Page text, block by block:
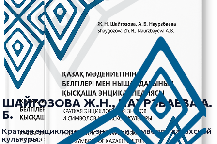
ШАЙГОЗОВА Ж.Н., НАУРЗБАЕВА А.
Б.
Краткая энциклопедия знаков и символов казахской
культуры.